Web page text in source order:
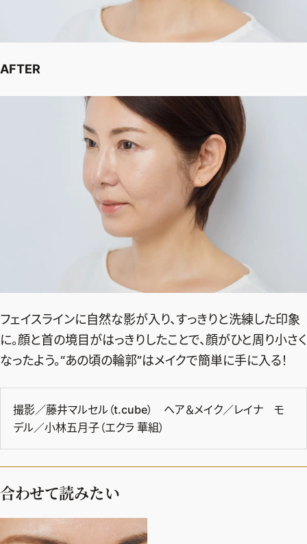
AFTER
フェイスラインに自然な影が入り、すっきりと洗練した印象
に。顔と首の境目がはっきりしたことで、顔がひと周り小さく
なったよう。“あの頃の輪郭”はメイクで簡単に手に入る！
撮影／藤井マルセル（t.cube） ヘア＆メイク／レイナ モ
デル／小林五月子（エクラ 華組）
合わせて読みたい